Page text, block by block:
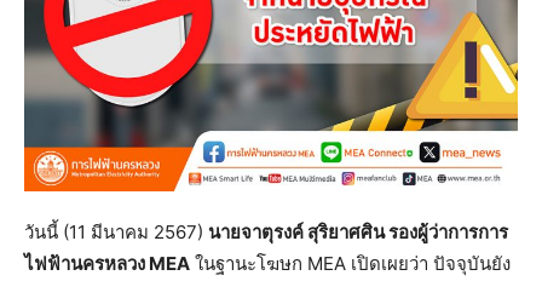
วันนี้ (11 มีนาคม 2567) นายจาตุรงค์ สุริยาศศิน รองผู้ว่าการการ
ไฟฟ้านครหลวง MEA ในฐานะโฆษก MEA เปิดเผยว่า ปัจจุบันยัง